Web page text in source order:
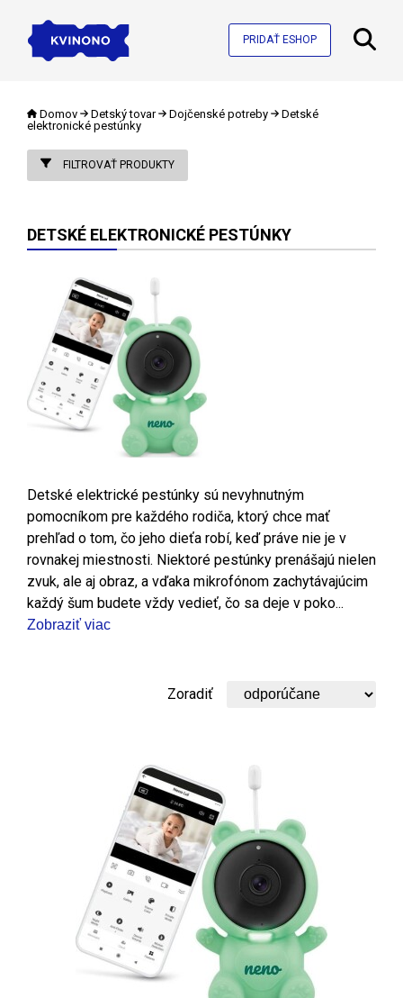
PRIDAŤ ESHOP
Domov Detský tovar Dojčenské potreby
Detské
elektronické pestúnky
FILTROVAŤ PRODUKTY
DETSKÉ ELEKTRONICKÉ PESTÚNKY
Detské elektrické pestúnky sú nevyhnutným
pomocníkom pre každého rodiča, ktorý chce mať
prehľad o tom, čo jeho dieťa robí, keď práve nie je v
rovnakej miestnosti. Niektoré pestúnky prenášajú nielen
zvuk, ale aj obraz, a vďaka mikrofónom zachytávajúcim
každý šum budete vždy vedieť, čo sa deje v poko...
Zobraziť viac
Zoradiť